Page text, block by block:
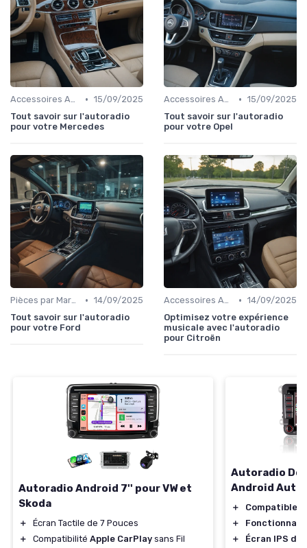
Accessoires Auto • 15/09/2025
Tout savoir sur l'autoradio
pour votre Mercedes
Accessoires Auto • 15/09/2025
Tout savoir sur l'autoradio
pour votre Opel
Pièces par Marque de Voiture • 14/09/2025
Tout savoir sur l'autoradio
pour votre Ford
Accessoires Auto • 14/09/2025
Optimisez votre expérience
musicale avec l'autoradio
pour Citroën
Autoradio Android 7'' pour VW et
Skoda
＋
Écran Tactile de 7 Pouces
＋
Compatibilité Apple CarPlay sans Fil
Autoradio
Android Auto
＋
Compatible
＋
＋
Écran IPS de